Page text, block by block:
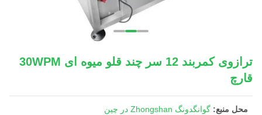
ترازوی کمربند 12 سر چند قلو میوه ای 30WPM
قارچ
محل منبع: گوانگدونگ Zhongshan در چین